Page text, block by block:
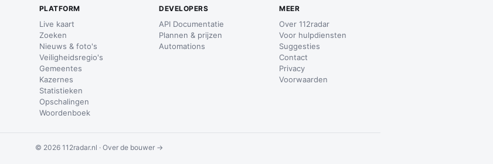
PLATFORM
Live kaart
Zoeken
Nieuws & foto's
Veiligheidsregio's
Gemeentes
Kazernes
Statistieken
Opschalingen
Woordenboek
DEVELOPERS
API Documentatie
Plannen & prijzen
Automations
MEER
Over 112radar
Voor hulpdiensten
Suggesties
Contact
Privacy
Voorwaarden
© 2026 112radar.nl · Over de bouwer →